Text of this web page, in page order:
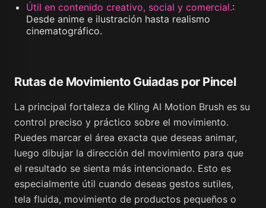
Útil en contenido creativo, social y comercial.:
Desde anime e ilustración hasta realismo
cinematográfico.
Rutas de Movimiento Guiadas por Pincel
La principal fortaleza de Kling AI Motion Brush es su
control preciso y práctico sobre el movimiento.
Puedes marcar el área exacta que deseas animar,
luego dibujar la dirección del movimiento para que
el resultado se sienta más intencionado. Esto es
especialmente útil cuando deseas gestos sutiles,
tela fluida, movimiento de productos pequeños o